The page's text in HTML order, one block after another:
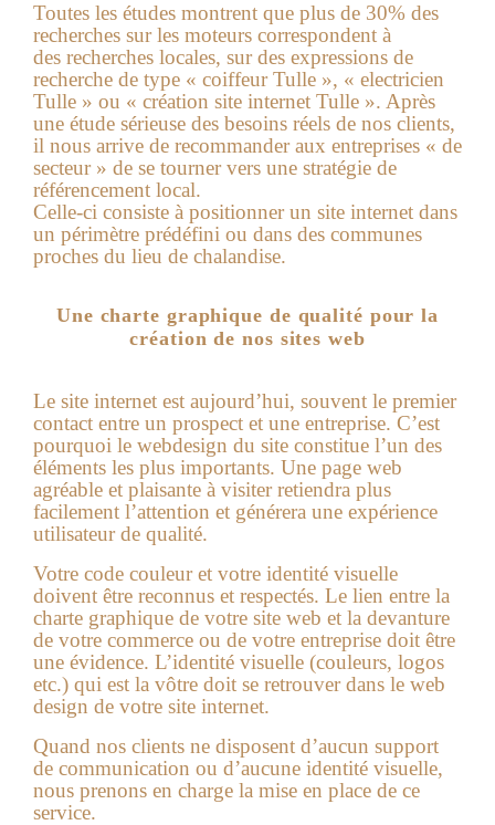
Toutes les études montrent que plus de 30% des
recherches sur les moteurs correspondent à
des recherches locales, sur des expressions de
recherche de type « coiffeur Tulle », « electricien
Tulle » ou « création site internet Tulle ». Après
une étude sérieuse des besoins réels de nos clients,
il nous arrive de recommander aux entreprises « de
secteur » de se tourner vers une stratégie de
référencement local.
Celle-ci consiste à positionner un site internet dans
un périmètre prédéfini ou dans des communes
proches du lieu de chalandise.
Une charte graphique de qualité pour la
création de nos sites web
Le site internet est aujourd’hui, souvent le premier
contact entre un prospect et une entreprise. C’est
pourquoi le webdesign du site constitue l’un des
éléments les plus importants. Une page web
agréable et plaisante à visiter retiendra plus
facilement l’attention et générera une expérience
utilisateur de qualité.
Votre code couleur et votre identité visuelle
doivent être reconnus et respectés. Le lien entre la
charte graphique de votre site web et la devanture
de votre commerce ou de votre entreprise doit être
une évidence. L’identité visuelle (couleurs, logos
etc.) qui est la vôtre doit se retrouver dans le web
design de votre site internet.
Quand nos clients ne disposent d’aucun support
de communication ou d’aucune identité visuelle,
nous prenons en charge la mise en place de ce
service.